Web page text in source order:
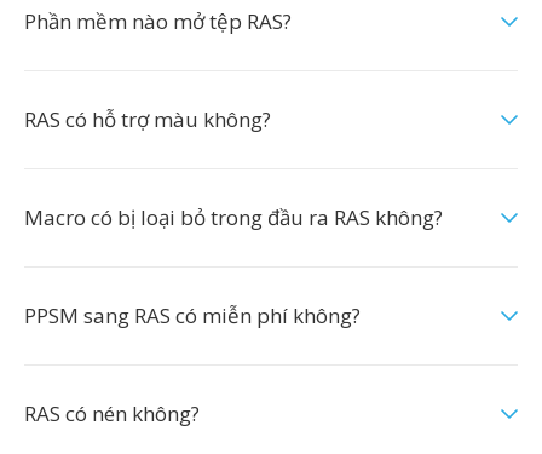
Phần mềm nào mở tệp RAS?
RAS có hỗ trợ màu không?
Macro có bị loại bỏ trong đầu ra RAS không?
PPSM sang RAS có miễn phí không?
RAS có nén không?